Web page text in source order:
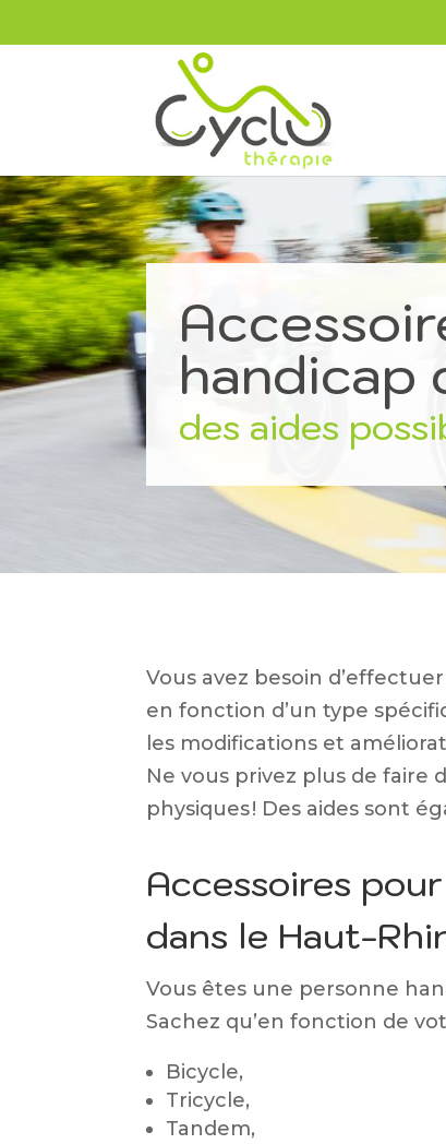
handicap
des aides
Vous avez besoin
en fonction d’un type
les modifications et
Ne vous privez plus de faire
physiques ! Des aides sont
Accessoires
dans le Haut-
Vous êtes une personne
Sachez qu’en fonction de
Bicycle,
Tricycle,
Tandem,